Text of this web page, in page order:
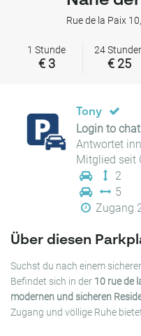
Rue de la Paix
1 Stunde
€ 3
24
€ 25
Tony
Login to chat
Antwortet
Mitglied seit
2
5
Zugang
Über diesen
Suchst du nach einem
Befindet sich in der 10 rue de
modernen und sicheren
Zugang und völlige Ruhe